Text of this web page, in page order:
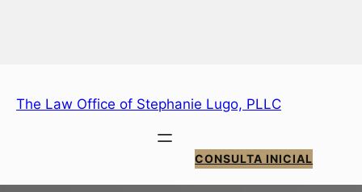
The Law Office of Stephanie Lugo, PLLC
CONSULTA INICIAL